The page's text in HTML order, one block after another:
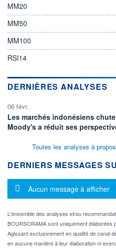
MM20
MM50
MM100
RSI14
DERNIÈRES ANALYSES
06 févr.
Les marchés indonésiens
Moody's a réduit ses
Toutes les analyses à
DERNIERS MESSAGES
Message d'information
Aucun message à afficher
L'ensemble des analyses et/ou
BOURSORAMA sont uniquement
Agissant exclusivement en qualité de canal
en aucune manière à leur élaboration ni